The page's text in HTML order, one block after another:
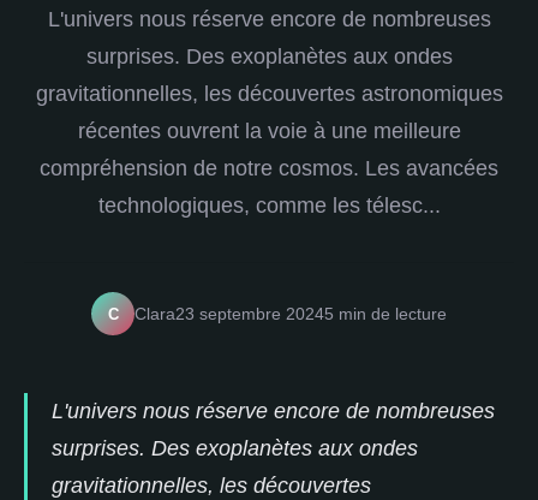
L'univers nous réserve encore de nombreuses
surprises. Des exoplanètes aux ondes
gravitationnelles, les découvertes astronomiques
récentes ouvrent la voie à une meilleure
compréhension de notre cosmos. Les avancées
technologiques, comme les télesc...
C Clara23 septembre 20245 min de lecture
L'univers nous réserve encore de nombreuses
surprises. Des exoplanètes aux ondes
gravitationnelles, les découvertes